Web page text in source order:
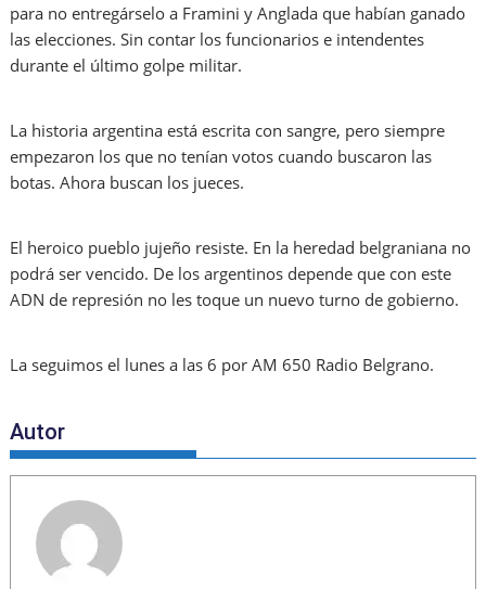
para no entregárselo a Framini y Anglada que habían ganado
las elecciones. Sin contar los funcionarios e intendentes
durante el último golpe militar.
La historia argentina está escrita con sangre, pero siempre
empezaron los que no tenían votos cuando buscaron las
botas. Ahora buscan los jueces.
El heroico pueblo jujeño resiste. En la heredad belgraniana no
podrá ser vencido. De los argentinos depende que con este
ADN de represión no les toque un nuevo turno de gobierno.
La seguimos el lunes a las 6 por AM 650 Radio Belgrano.
Autor